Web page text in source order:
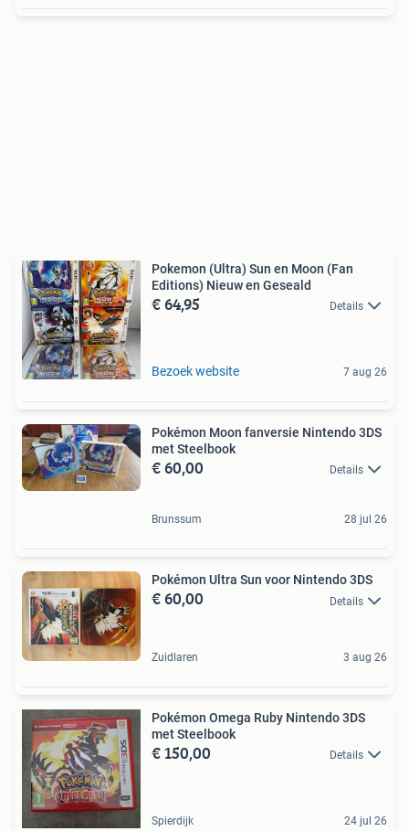
Pokemon (Ultra) Sun en Moon (Fan
Editions) Nieuw en Geseald
€ 64,95 Details
Bezoek website 7 aug 26
Pokémon Moon fanversie Nintendo 3DS
met Steelbook
€ 60,00 Details
Brunssum 28 jul 26
Pokémon Ultra Sun voor Nintendo 3DS
€ 60,00 Details
Zuidlaren 3 aug 26
Pokémon Omega Ruby Nintendo 3DS
met Steelbook
€ 150,00 Details
Spierdijk 24 jul 26